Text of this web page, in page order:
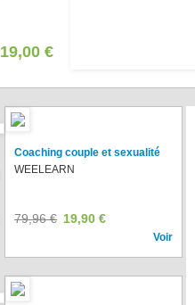
19,00 €
Coaching couple et sexualité
WEELEARN
79,96 € 19,90 €
Voir